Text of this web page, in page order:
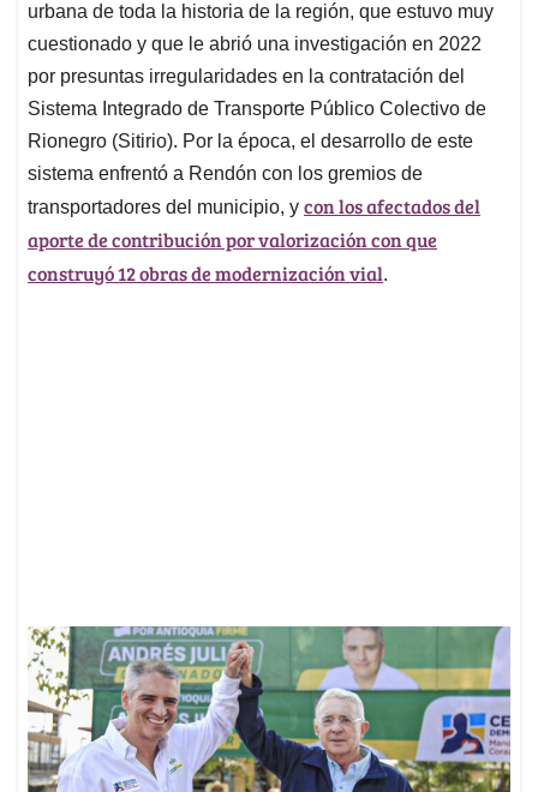
urbana de toda la historia de la región, que estuvo muy
cuestionado y que le abrió una investigación en 2022
por presuntas irregularidades en la contratación del
Sistema Integrado de Transporte Público Colectivo de
Rionegro (Sitirio). Por la época, el desarrollo de este
sistema enfrentó a Rendón con los gremios de
transportadores del municipio, y con los afectados del
aporte de contribución por valorización con que
construyó 12 obras de modernización vial.